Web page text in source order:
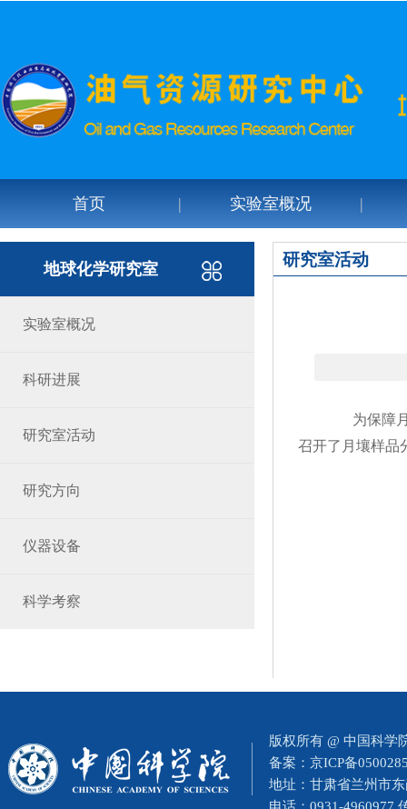
首页 实验室概况
研究室活动
为保障月
召开了 月壤样品
地球化学研究室
实验室概况
科研进展
研究室活动
研究方向
仪器设备
科学考察
版权所有 @ 中国科学
备案： 京ICP备
地址：甘肃省兰州市
电话：0931-4960977